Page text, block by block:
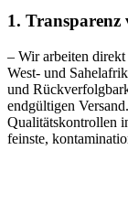
1.
– Wir arbeiten
West- und
und
endgültigen
Qualitätskontrollen
feinste,